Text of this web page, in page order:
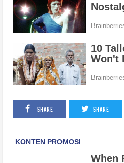
SHARE SHARE